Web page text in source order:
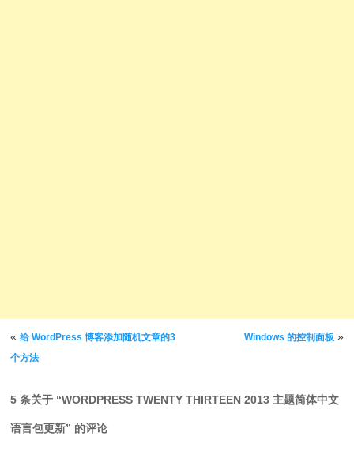
文章导航
«给 WordPress 博客添加随机文章的3
个方法
Windows 的控制面板 »
5 条关于 “WORDPRESS TWENTY THIRTEEN 2013 主题简体中文
语言包更新” 的评论